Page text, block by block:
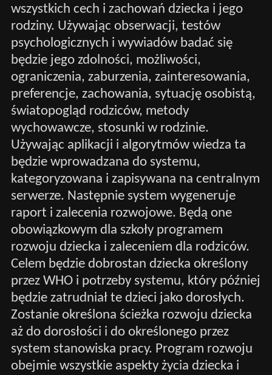
wszystkich cech i zachowań dziecka i jego
rodziny. Używając obserwacji, testów
psychologicznych i wywiadów badać się
będzie jego zdolności, możliwości,
ograniczenia, zaburzenia, zainteresowania,
preferencje, zachowania, sytuację osobistą,
światopogląd rodziców, metody
wychowawcze, stosunki w rodzinie.
Używając aplikacji i algorytmów wiedza ta
będzie wprowadzana do systemu,
kategoryzowana i zapisywana na centralnym
serwerze. Następnie system wygeneruje
raport i zalecenia rozwojowe. Będą one
obowiązkowym dla szkoły programem
rozwoju dziecka i zaleceniem dla rodziców.
Celem będzie dobrostan dziecka określony
przez WHO i potrzeby systemu, który później
będzie zatrudniał te dzieci jako dorosłych.
Zostanie określona ścieżka rozwoju dziecka
aż do dorosłości i do określonego przez
system stanowiska pracy. Program rozwoju
obejmie wszystkie aspekty życia dziecka i